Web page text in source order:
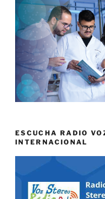
ESCUCHA RADIO
INTERNACIONAL